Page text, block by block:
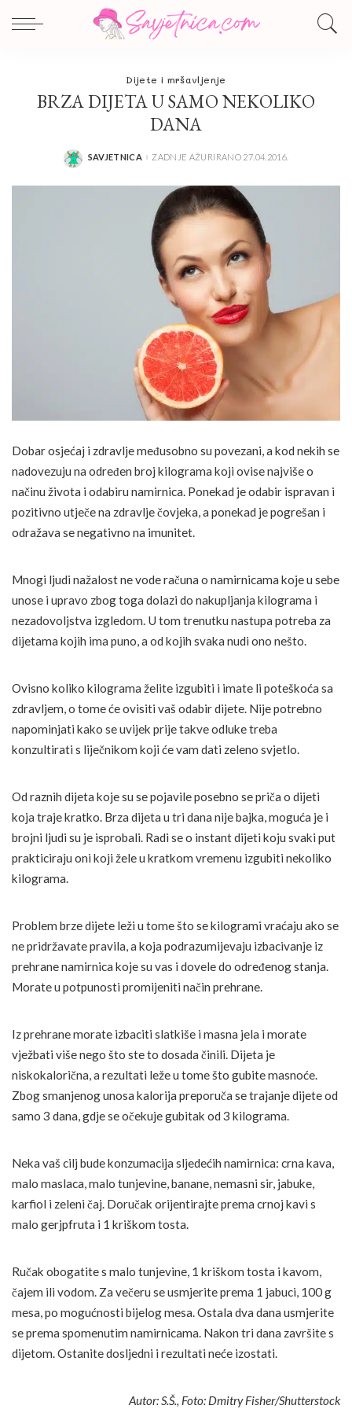
Dijete i mršavljenje
BRZA DIJETA U SAMO NEKOLIKO
DANA
POSTED
SAVJETNICA ZADNJE AŽURIRANO 27.04.2016.
Dobar osjećaj i zdravlje međusobno su povezani, a kod nekih se
nadovezuju na određen broj kilograma koji ovise najviše o
načinu života i odabiru namirnica. Ponekad je odabir ispravan i
pozitivno utječe na zdravlje čovjeka, a ponekad je pogrešan i
odražava se negativno na imunitet.
Mnogi ljudi nažalost ne vode računa o namirnicama koje u sebe
unose i upravo zbog toga dolazi do nakupljanja kilograma i
nezadovoljstva izgledom. U tom trenutku nastupa potreba za
dijetama kojih ima puno, a od kojih svaka nudi ono nešto.
Ovisno koliko kilograma želite izgubiti i imate li poteškoća sa
zdravljem, o tome će ovisiti vaš odabir dijete. Nije potrebno
napominjati kako se uvijek prije takve odluke treba
konzultirati s liječnikom koji će vam dati zeleno svjetlo.
Od raznih dijeta koje su se pojavile posebno se priča o dijeti
koja traje kratko. Brza dijeta u tri dana nije bajka, moguća je i
brojni ljudi su je isprobali. Radi se o instant dijeti koju svaki put
prakticiraju oni koji žele u kratkom vremenu izgubiti nekoliko
kilograma.
Problem brze dijete leži u tome što se kilogrami vraćaju ako se
ne pridržavate pravila, a koja podrazumijevaju izbacivanje iz
prehrane namirnica koje su vas i dovele do određenog stanja.
Morate u potpunosti promijeniti način prehrane.
Iz prehrane morate izbaciti slatkiše i masna jela i morate
vježbati više nego što ste to dosada činili. Dijeta je
niskokalorična, a rezultati leže u tome što gubite masnoće.
Zbog smanjenog unosa kalorija preporuča se trajanje dijete od
samo 3 dana, gdje se očekuje gubitak od 3 kilograma.
Neka vaš cilj bude konzumacija sljedećih namirnica: crna kava,
malo maslaca, malo tunjevine, banane, nemasni sir, jabuke,
karfiol i zeleni čaj. Doručak orijentirajte prema crnoj kavi s
malo gerjpfruta i 1 kriškom tosta.
Ručak obogatite s malo tunjevine, 1 kriškom tosta i kavom,
čajem ili vodom. Za večeru se usmjerite prema 1 jabuci, 100 g
mesa, po mogućnosti bijelog mesa. Ostala dva dana usmjerite
se prema spomenutim namirnicama. Nakon tri dana završite s
dijetom. Ostanite dosljedni i rezultati neće izostati.
Autor: S.Š., Foto: Dmitry Fisher/Shutterstock